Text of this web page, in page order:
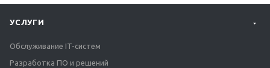
УСЛУГИ
Обслуживание IT-систем
Разработка ПО и решений